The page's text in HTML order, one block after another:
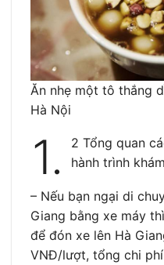
Ăn nhẹ một tô thắng
Hà Nội
1.
2 Tổng quan
hành trình
– Nếu bạn ngại di
Giang bằng xe máy
để đón xe lên Hà
VNĐ/lượt, tổng chi